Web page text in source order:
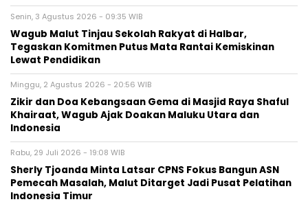
Senin, 3 Agustus 2026 - 09:35 WIB
Wagub Malut Tinjau Sekolah Rakyat di Halbar,
Tegaskan Komitmen Putus Mata Rantai Kemiskinan
Lewat Pendidikan
Minggu, 2 Agustus 2026 - 20:56 WIB
Zikir dan Doa Kebangsaan Gema di Masjid Raya Shaful
Khairaat, Wagub Ajak Doakan Maluku Utara dan
Indonesia
Rabu, 29 Juli 2026 - 19:08 WIB
Sherly Tjoanda Minta Latsar CPNS Fokus Bangun ASN
Pemecah Masalah, Malut Ditarget Jadi Pusat Pelatihan
Indonesia Timur